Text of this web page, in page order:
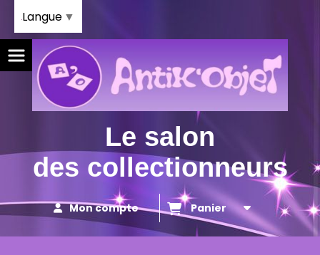
Le salon
des collectionneurs
Mon compte Panier
Langue ▼